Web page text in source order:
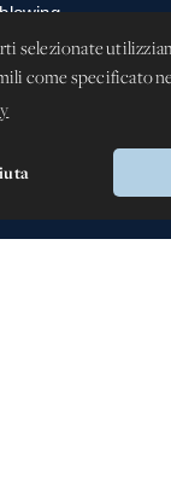
selezionate
come specificato
-
illeciti